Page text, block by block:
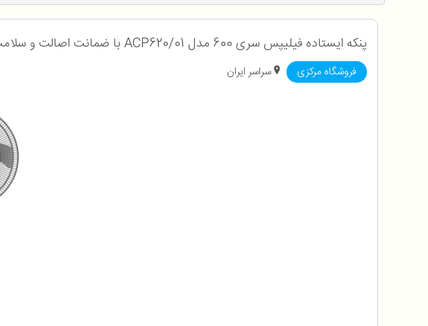
پنکه ایستاده فیلیپس سری 600 مدل ACP620/01 با ضمانت اصالت و سلامت کالا با 12 ماه گارانتی
فروشگاه مرکزی سراسر ایران